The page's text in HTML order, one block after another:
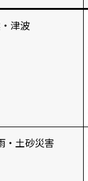
津波
・土砂災害